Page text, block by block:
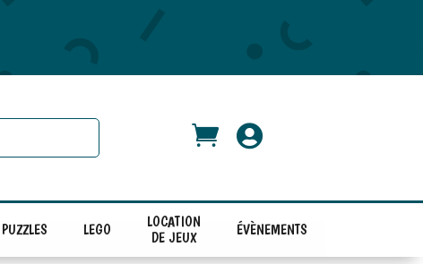
 
PUZZLES LEGO
LOCATION
DE JEUX
ÉVÈNEMENTS